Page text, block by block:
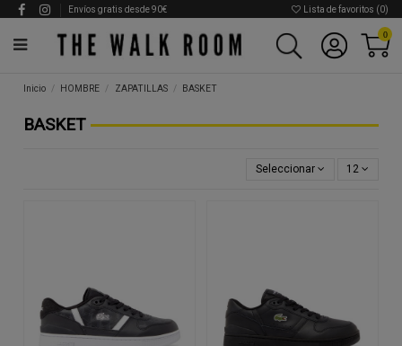
Envíos gratis desde 90€ Lista de favoritos (0)
0
Inicio HOMBRE ZAPATILLAS BASKET
BASKET
Seleccionar 12